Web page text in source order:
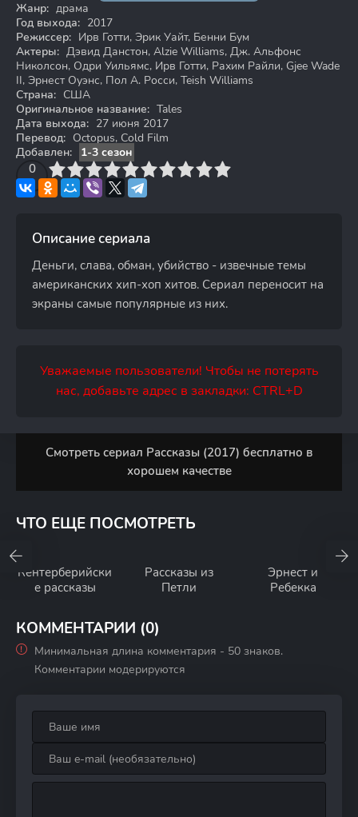
Жанр: драма
Год выхода: 2017
Режиссер: Ирв Готти, Эрик Уайт, Бенни Бум
Актеры: Дэвид Данстон, Alzie Williams, Дж. Альфонс
Николсон, Одри Уильямс, Ирв Готти, Рахим Райли, Gjee Wade
II, Эрнест Оуэнс, Пол А. Росси, Teish Williams
Страна: США
Оригинальное название: Tales
Дата выхода: 27 июня 2017
Перевод: Octopus, Cold Film
Добавлен:
1-3 сезон
0
4 6 7 8 9 10
Описание сериала
Деньги, слава, обман, убийство - извечные темы
американских хип-хоп хитов. Сериал переносит на
экраны самые популярные из них.
Уважаемые пользователи! Чтобы не потерять
нас, добавьте адрес в закладки: CTRL+D
Смотреть сериал Рассказы (2017) бесплатно в
хорошем качестве
ЧТО ЕЩЕ ПОСМОТРЕТЬ
Кентерберийски
е рассказы
Рассказы из
Петли
Эрнест и
Ребекка
КОММЕНТАРИИ (0)
Минимальная длина комментария - 50 знаков.
Комментарии модерируются